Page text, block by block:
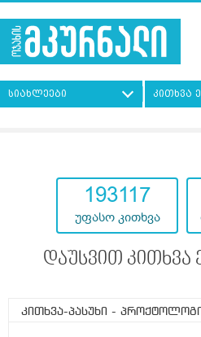
სიახლეები კითხვა
193117
უფასო კითხვა
დაუსვით კითხვა
კითხვა-პასუხი -